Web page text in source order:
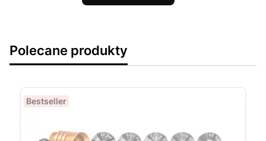
Polecane produkty
Bestseller